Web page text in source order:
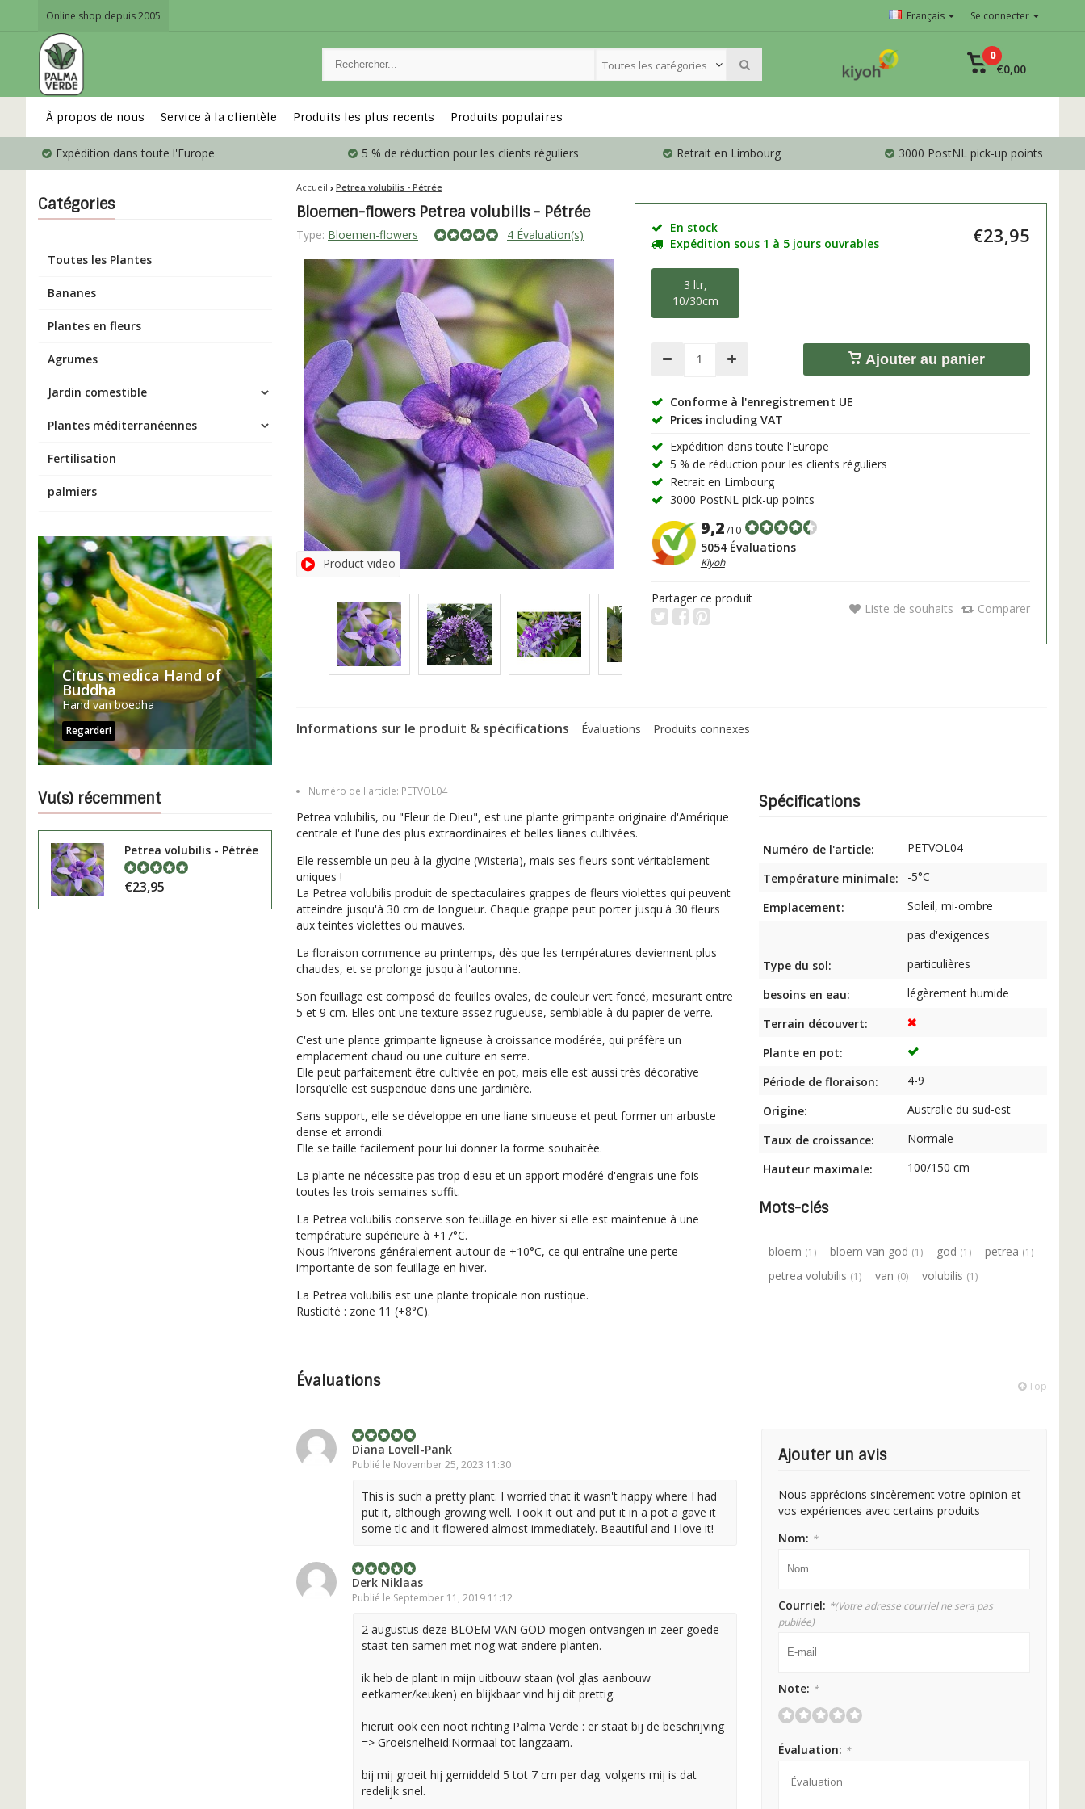
Online shop depuis 2005 Français Se connecter
Toutes les catégories
0
€0,00
À propos de nous Service à la clientèle Produits les plus recents Produits populaires
Expédition dans toute l'Europe 5 % de réduction pour les clients réguliers Retrait en Limbourg 3000 PostNL pick-up points
Catégories
Toutes les Plantes
Bananes
Plantes en fleurs
Agrumes
Jardin comestible
Plantes méditerranéennes
Fertilisation
palmiers
Citrus medica Hand of
Buddha
Hand van boedha
Regarder!
Vu(s) récemment
Petrea volubilis - Pétrée
€23,95
Accueil Petrea volubilis - Pétrée
Bloemen-flowers Petrea volubilis - Pétrée
Type: Bloemen-flowers 4 Évaluation(s)
Product video
En stock
Expédition sous 1 à 5 jours ouvrables
€23,95
3 ltr,
10/30cm
Ajouter au panier
Conforme à l'enregistrement UE
Prices including VAT
Expédition dans toute l'Europe
5 % de réduction pour les clients réguliers
Retrait en Limbourg
3000 PostNL pick-up points
9,2/10
5054 Évaluations
Kiyoh
Partager ce produit
Liste de souhaits Comparer
Informations sur le produit & spécifications Évaluations Produits connexes
Numéro de l'article: PETVOL04
Petrea volubilis, ou "Fleur de Dieu", est une plante grimpante originaire d'Amérique
centrale et l'une des plus extraordinaires et belles lianes cultivées.
Elle ressemble un peu à la glycine (Wisteria), mais ses fleurs sont véritablement
uniques !
La Petrea volubilis produit de spectaculaires grappes de fleurs violettes qui peuvent
atteindre jusqu'à 30 cm de longueur. Chaque grappe peut porter jusqu'à 30 fleurs
aux teintes violettes ou mauves.
La floraison commence au printemps, dès que les températures deviennent plus
chaudes, et se prolonge jusqu'à l'automne.
Son feuillage est composé de feuilles ovales, de couleur vert foncé, mesurant entre
5 et 9 cm. Elles ont une texture assez rugueuse, semblable à du papier de verre.
C'est une plante grimpante ligneuse à croissance modérée, qui préfère un
emplacement chaud ou une culture en serre.
Elle peut parfaitement être cultivée en pot, mais elle est aussi très décorative
lorsqu’elle est suspendue dans une jardinière.
Sans support, elle se développe en une liane sinueuse et peut former un arbuste
dense et arrondi.
Elle se taille facilement pour lui donner la forme souhaitée.
La plante ne nécessite pas trop d'eau et un apport modéré d'engrais une fois
toutes les trois semaines suffit.
La Petrea volubilis conserve son feuillage en hiver si elle est maintenue à une
température supérieure à +17°C.
Nous l’hiverons généralement autour de +10°C, ce qui entraîne une perte
importante de son feuillage en hiver.
La Petrea volubilis est une plante tropicale non rustique.
Rusticité : zone 11 (+8°C).
Spécifications
Numéro de l'article:
PETVOL04
Température minimale:
-5°C
Emplacement:
Soleil, mi-ombre
Type du sol:
pas d'exigences
particulières
besoins en eau:
légèrement humide
Terrain découvert:
Plante en pot:
Période de floraison:
4-9
Origine:
Australie du sud-est
Taux de croissance:
Normale
Hauteur maximale:
100/150 cm
Mots-clés
bloem (1) bloem van god (1) god (1) petrea (1)
petrea volubilis (1) van (0) volubilis (1)
Évaluations Top
Diana Lovell-Pank
Publié le November 25, 2023 11:30
This is such a pretty plant. I worried that it wasn't happy where I had
put it, although growing well. Took it out and put it in a pot a gave it
some tlc and it flowered almost immediately. Beautiful and I love it!
Derk Niklaas
Publié le September 11, 2019 11:12
2 augustus deze BLOEM VAN GOD mogen ontvangen in zeer goede
staat ten samen met nog wat andere planten.
ik heb de plant in mijn uitbouw staan (vol glas aanbouw
eetkamer/keuken) en blijkbaar vind hij dit prettig.
hieruit ook een noot richting Palma Verde : er staat bij de beschrijving
=> Groeisnelheid:Normaal tot langzaam.
bij mij groeit hij gemiddeld 5 tot 7 cm per dag. volgens mij is dat
redelijk snel.
Ajouter un avis
Nous apprécions sincèrement votre opinion et
vos expériences avec certains produits
Nom: *
Courriel: *(Votre adresse courriel ne sera pas
publiée)
Note: *
Évaluation: *